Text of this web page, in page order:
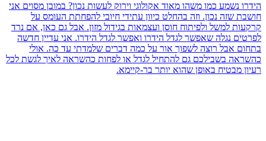
הידרו נשמע כמו משהו מאוד אקולוגי וירוק לעשות נכון? במובן מסוים אני
חושבת שזה נכון. וזה בהחלט כיוון עתידי חיובי להפחתת העומס על
קרקעות למשל ולפיתוח חוסן ועצמאות בגידול מזון. אבל גם כאן, אם נרד
לפרטים נגלה שאפשר לגדל הידרו ואפשר לגדל הידרו. אני עדיין חדשה
בתחום אבל רוצה לשפוך אור על כמה דברים שלמדתי עד כה. אולי
כהשראה בשבילכם גם להתחיל לגדל או לפחות כהשראה לאיך לגשת לכל
רעיון מבטיח באופן שהוא יותר בר-קיימא.